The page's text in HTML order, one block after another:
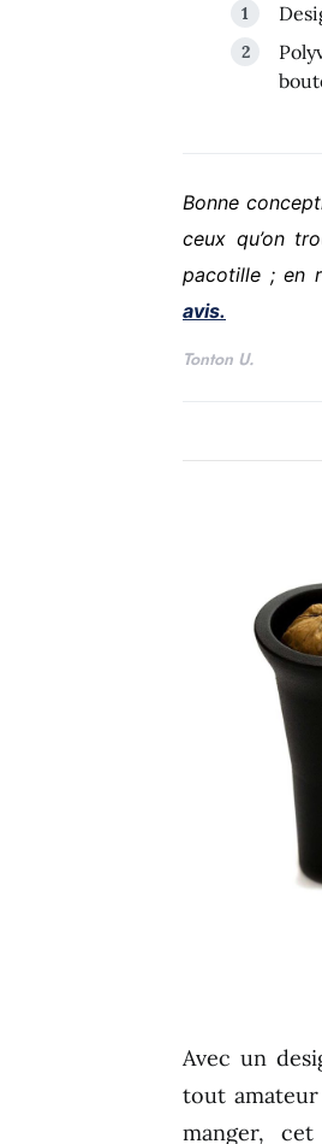
Bonne
ceux qu’on
pacotille ; en
avis.
Tonton U.
Avec un
tout
manger,